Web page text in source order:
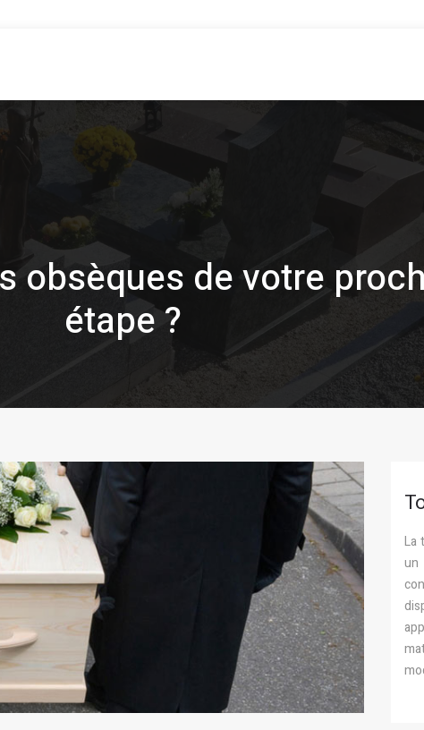
obsèques de votre
étape ?
La
un